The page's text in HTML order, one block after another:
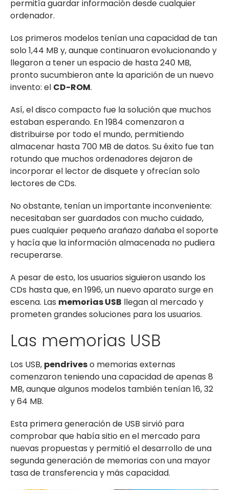
permitía guardar información desde cualquier
ordenador.
Los primeros modelos tenían una capacidad de tan
solo 1,44 MB y, aunque continuaron evolucionando y
llegaron a tener un espacio de hasta 240 MB,
pronto sucumbieron ante la aparición de un nuevo
invento: el CD-ROM.
Así, el disco compacto fue la solución que muchos
estaban esperando. En 1984 comenzaron a
distribuirse por todo el mundo, permitiendo
almacenar hasta 700 MB de datos. Su éxito fue tan
rotundo que muchos ordenadores dejaron de
incorporar el lector de disquete y ofrecían solo
lectores de CDs.
No obstante, tenían un importante inconveniente:
necesitaban ser guardados con mucho cuidado,
pues cualquier pequeño arañazo dañaba el soporte
y hacía que la información almacenada no pudiera
recuperarse.
A pesar de esto, los usuarios siguieron usando los
CDs hasta que, en 1996, un nuevo aparato surge en
escena. Las memorias USB llegan al mercado y
prometen grandes soluciones para los usuarios.
Las memorias USB
Los USB, pendriveso memorias externas
comenzaron teniendo una capacidad de apenas 8
MB, aunque algunos modelos también tenían 16, 32
y 64 MB.
Esta primera generación de USB sirvió para
comprobar que había sitio en el mercado para
nuevas propuestas y permitió el desarrollo de una
segunda generación de memorias con una mayor
tasa de transferencia y más capacidad.